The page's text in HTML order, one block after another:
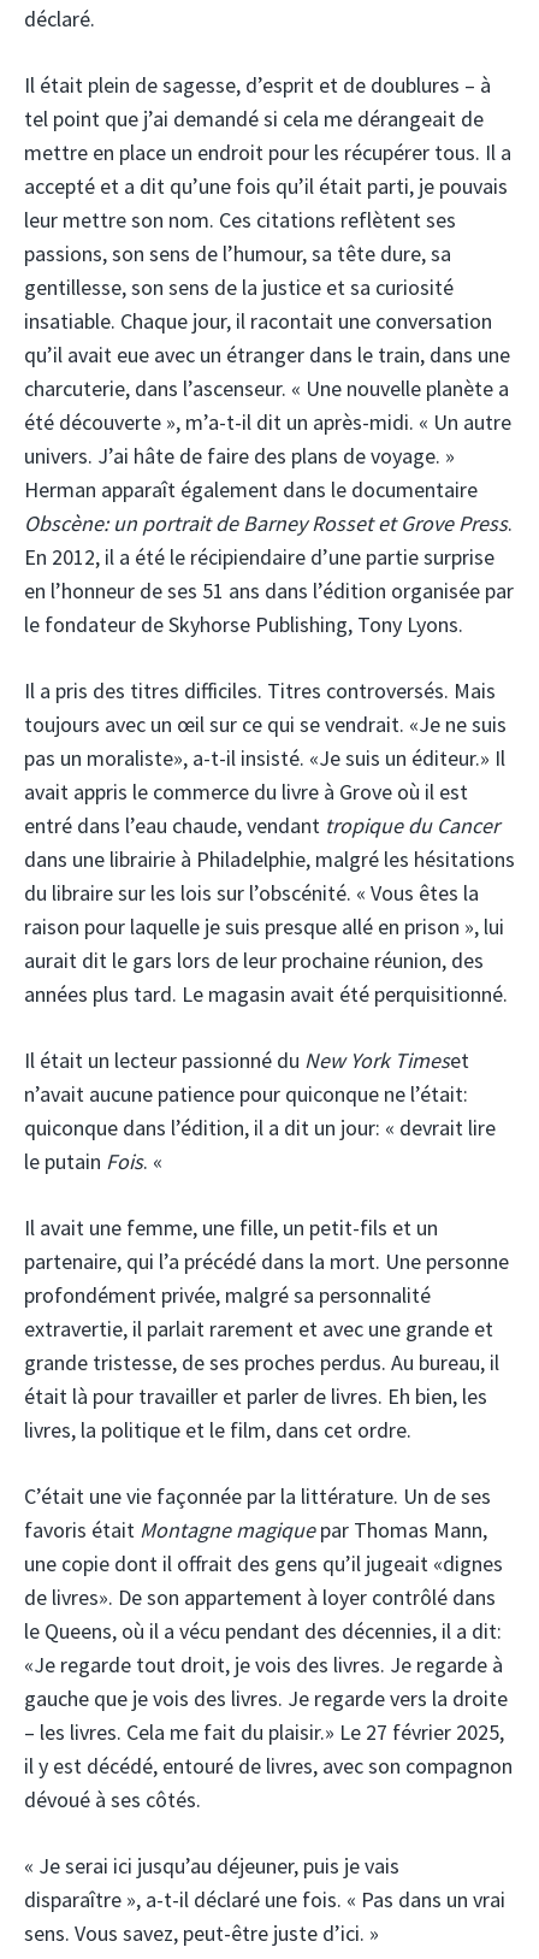
déclaré.
Il était plein de sagesse, d’esprit et de doublures – à
tel point que j’ai demandé si cela me dérangeait de
mettre en place un endroit pour les récupérer tous. Il a
accepté et a dit qu’une fois qu’il était parti, je pouvais
leur mettre son nom. Ces citations reflètent ses
passions, son sens de l’humour, sa tête dure, sa
gentillesse, son sens de la justice et sa curiosité
insatiable. Chaque jour, il racontait une conversation
qu’il avait eue avec un étranger dans le train, dans une
charcuterie, dans l’ascenseur. « Une nouvelle planète a
été découverte », m’a-t-il dit un après-midi. « Un autre
univers. J’ai hâte de faire des plans de voyage. »
Herman apparaît également dans le documentaire
Obscène: un portrait de Barney Rosset et Grove Press.
En 2012, il a été le récipiendaire d’une partie surprise
en l’honneur de ses 51 ans dans l’édition organisée par
le fondateur de Skyhorse Publishing, Tony Lyons.
Il a pris des titres difficiles. Titres controversés. Mais
toujours avec un œil sur ce qui se vendrait. «Je ne suis
pas un moraliste», a-t-il insisté. «Je suis un éditeur.» Il
avait appris le commerce du livre à Grove où il est
entré dans l’eau chaude, vendant tropique du Cancer
dans une librairie à Philadelphie, malgré les hésitations
du libraire sur les lois sur l’obscénité. « Vous êtes la
raison pour laquelle je suis presque allé en prison », lui
aurait dit le gars lors de leur prochaine réunion, des
années plus tard. Le magasin avait été perquisitionné.
Il était un lecteur passionné du New York Timeset
n’avait aucune patience pour quiconque ne l’était:
quiconque dans l’édition, il a dit un jour: « devrait lire
le putain Fois. «
Il avait une femme, une fille, un petit-fils et un
partenaire, qui l’a précédé dans la mort. Une personne
profondément privée, malgré sa personnalité
extravertie, il parlait rarement et avec une grande et
grande tristesse, de ses proches perdus. Au bureau, il
était là pour travailler et parler de livres. Eh bien, les
livres, la politique et le film, dans cet ordre.
C’était une vie façonnée par la littérature. Un de ses
favoris était Montagne magiquepar Thomas Mann,
une copie dont il offrait des gens qu’il jugeait «dignes
de livres». De son appartement à loyer contrôlé dans
le Queens, où il a vécu pendant des décennies, il a dit:
«Je regarde tout droit, je vois des livres. Je regarde à
gauche que je vois des livres. Je regarde vers la droite
– les livres. Cela me fait du plaisir.» Le 27 février 2025,
il y est décédé, entouré de livres, avec son compagnon
dévoué à ses côtés.
« Je serai ici jusqu’au déjeuner, puis je vais
disparaître », a-t-il déclaré une fois. « Pas dans un vrai
sens. Vous savez, peut-être juste d’ici. »